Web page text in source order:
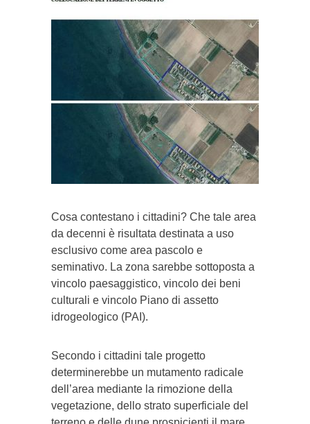
Cosa contestano i cittadini? Che tale area
da decenni è risultata destinata a uso
esclusivo come area pascolo e
seminativo. La zona sarebbe sottoposta a
vincolo paesaggistico, vincolo dei beni
culturali e vincolo Piano di assetto
idrogeologico (PAI).
Secondo i cittadini tale progetto
determinerebbe un mutamento radicale
dell’area mediante la rimozione della
vegetazione, dello strato superficiale del